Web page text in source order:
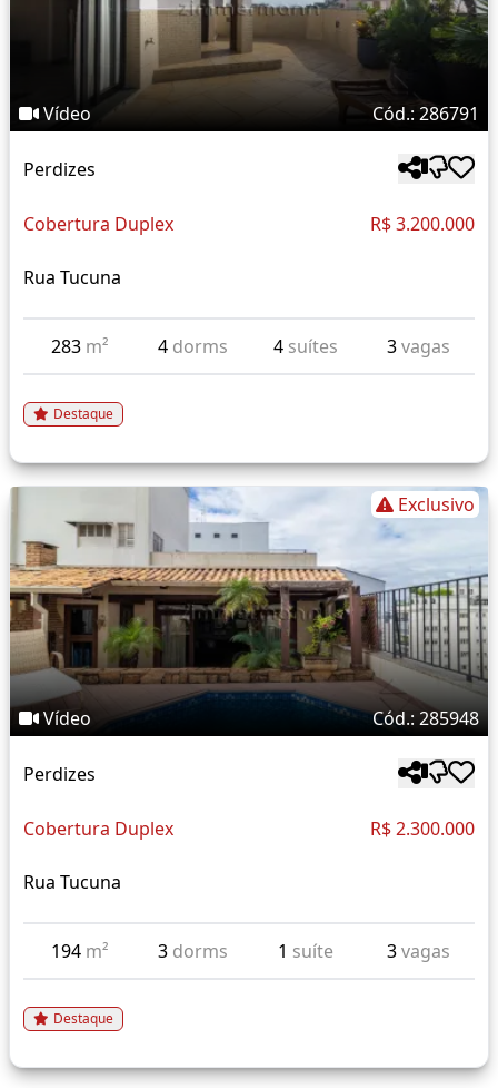
Vídeo Cód.: 286791
Perdizes
Cobertura Duplex R$ 3.200.000
Rua Tucuna
283 m² 4 dorms 4 suítes 3vagas
Destaque
Exclusivo
Vídeo Cód.: 285948
Perdizes
Cobertura Duplex R$ 2.300.000
Rua Tucuna
194 m² 3 dorms 1 suíte 3vagas
Destaque